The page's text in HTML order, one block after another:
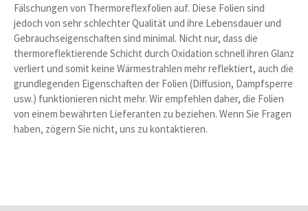
Fälschungen von Thermoreflexfolien auf. Diese Folien sind
jedoch von sehr schlechter Qualität und ihre Lebensdauer und
Gebrauchseigenschaften sind minimal. Nicht nur, dass die
thermoreflektierende Schicht durch Oxidation schnell ihren Glanz
verliert und somit keine Wärmestrahlen mehr reflektiert, auch die
grundlegenden Eigenschaften der Folien (Diffusion, Dampfsperre
usw.) funktionieren nicht mehr. Wir empfehlen daher, die Folien
von einem bewährten Lieferanten zu beziehen. Wenn Sie Fragen
haben, zögern Sie nicht, uns zu kontaktieren.